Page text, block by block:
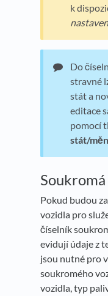
k
Do
stravné
stát a
editace
pomocí
stát/
Pokud budou
vozidla pro
číselník
evidují údaje z
jsou nutné pro
soukromého
vozidla, typ